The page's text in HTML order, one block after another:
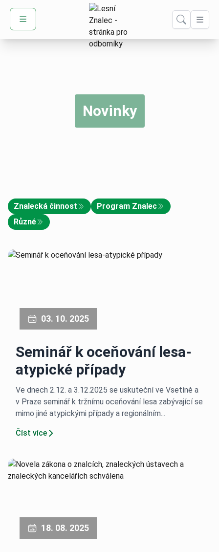
Domů – Lesní Znalec
Novinky
Znalecká činnost
Program Znalec
Různé
03. 10. 2025
Seminář k oceňování lesa-
atypické případy
Ve dnech 2.12. a 3.12.2025 se uskuteční ve Vsetíně a
v Praze seminář k tržnímu oceňování lesa zabývající se
mimo jiné atypickými případy a regionálním...
Číst více
18. 08. 2025